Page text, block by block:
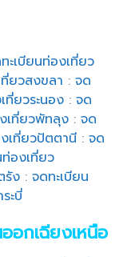
ะเบียนท่องเที่ยว
ยวสงขลา : จด
ที่ยวระนอง :จด
เที่ยวพัทลุง :จด
เที่ยวปัตตานี :จด
องเที่ยว
รัง :จดทะเบียน
ะบี่
อกเฉียงเหนือ